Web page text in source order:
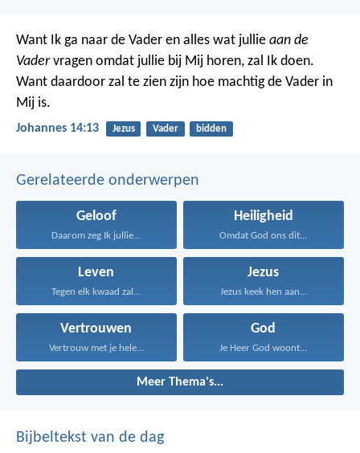
Want Ik ga naar de Vader en alles wat jullie aan de
Vadervragen omdat jullie bij Mij horen, zal Ik doen.
Want daardoor zal te zien zijn hoe machtig de Vader in
Mij is.
Johannes 14:13 Jezus Vader bidden
Gerelateerde onderwerpen
Geloof
Daarom zeg Ik jullie...
Heiligheid
Omdat God ons dit...
Leven
Tegen elk kwaad zal...
Jezus
Jezus keek hen aan...
Vertrouwen
Vertrouw met je hele...
God
Je Heer God woont...
Meer Thema's...
Bijbeltekst van de dag